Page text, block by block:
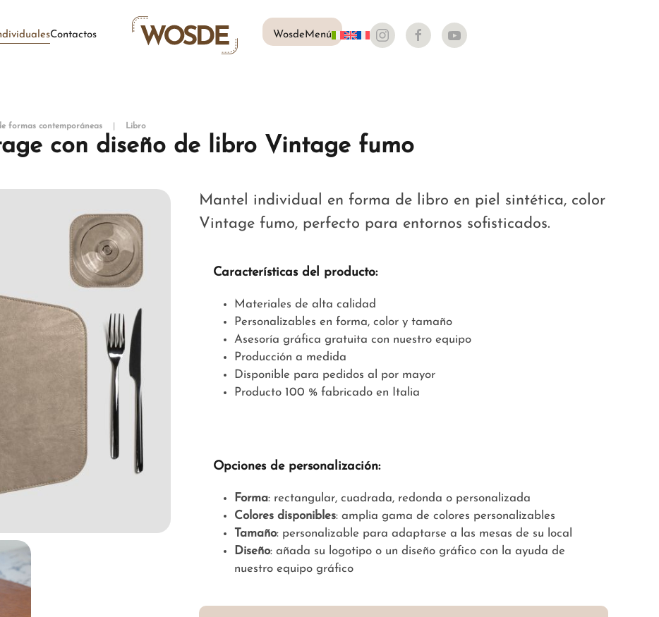
Contactos WosdeMenú
formas contemporáneas Libro
con diseño de libro Vintage fumo
Mantel individual en forma de libro en piel sintética, color
Vintage fumo, perfecto para entornos sofisticados.
Características del producto:
Materiales de alta calidad
Personalizables en forma, color y tamaño
Asesoría gráfica gratuita con nuestro equipo
Producción a medida
Disponible para pedidos al por mayor
Producto 100 % fabricado en Italia
Opciones de personalización:
Forma: rectangular, cuadrada, redonda o personalizada
Colores disponibles: amplia gama de colores personalizables
Tamaño: personalizable para adaptarse a las mesas de su local
Diseño: añada su logotipo o un diseño gráfico con la ayuda de
nuestro equipo gráfico